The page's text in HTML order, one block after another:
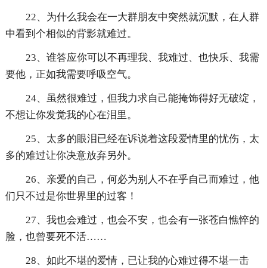
22、为什么我会在一大群朋友中突然就沉默，在人群
中看到个相似的背影就难过。
23、谁答应你可以不再理我、我难过、也快乐、我需
要他，正如我需要呼吸空气。
24、虽然很难过，但我力求自己能掩饰得好无破绽，
不想让你发觉我的心在泪里。
25、太多的眼泪已经在诉说着这段爱情里的忧伤，太
多的难过让你决意放弃另外。
26、亲爱的自己，何必为别人不在乎自己而难过，他
们只不过是你世界里的过客！
27、我也会难过，也会不安，也会有一张苍白憔悴的
脸，也曾要死不活……
28、如此不堪的爱情，已让我的心难过得不堪一击